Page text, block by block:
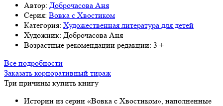
Автор: Доброчасова Аня
Серия: Вовка с Хвостиком
Категория: Художественная литература для детей
Художник: Доброчасова Аня
Возрастные рекомендации редакции: 3 +
Все подробности
Заказать корпоративный тираж
Три причины купить книгу
Истории из серии «Вовка с Хвостиком», наполненные